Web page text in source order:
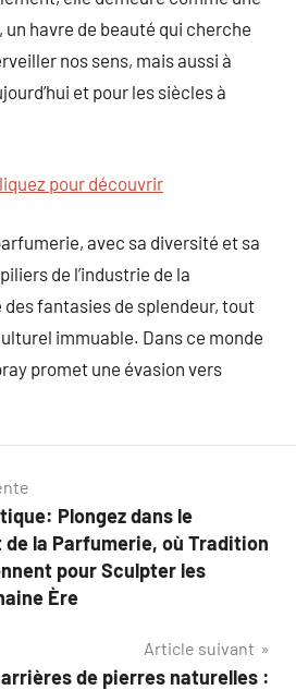
havre de beauté qui cherche
nos sens, mais aussi à
et pour les siècles à
pour découvrir
avec sa diversité et sa
de l’industrie de la
fantasies de splendeur, tout
immuable. Dans ce monde
promet une évasion vers
Plongez dans le
de la Parfumerie, où Tradition
pour Sculpter les
Ère
Article suivant
de pierres naturelles :